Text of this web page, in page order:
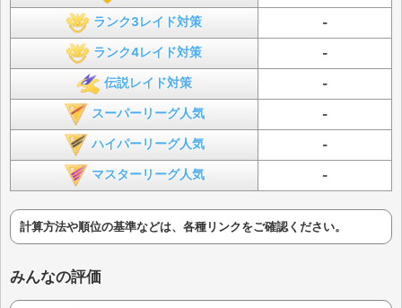
ランク3レイド対策 -
ランク4レイド対策 -
伝説レイド対策 -
スーパーリーグ人気 -
ハイパーリーグ人気 -
マスターリーグ人気 -
計算方法や順位の基準などは、各種リンクをご確認ください。
みんなの評価